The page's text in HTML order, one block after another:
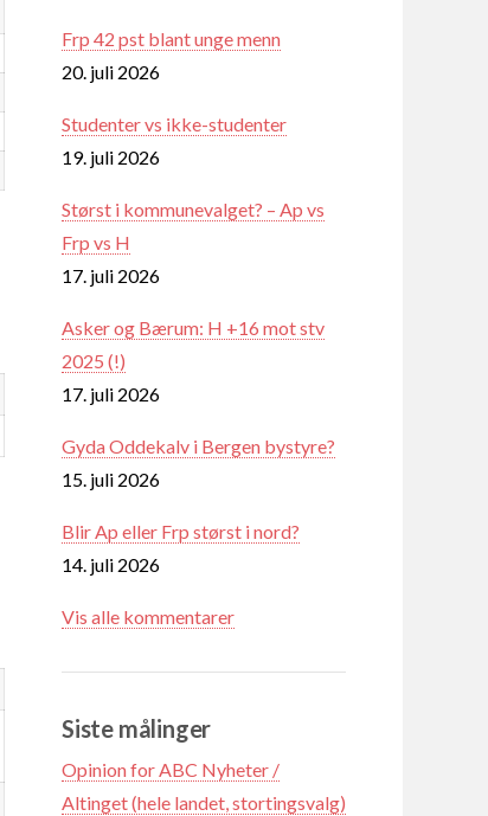
Frp 42 pst blant unge menn
20. juli 2026
Studenter vs ikke-studenter
19. juli 2026
Størst i kommunevalget? – Ap vs
Frp vs H
17. juli 2026
Asker og Bærum: H +16 mot stv
2025 (!)
17. juli 2026
Gyda Oddekalv i Bergen bystyre?
15. juli 2026
Blir Ap eller Frp størst i nord?
14. juli 2026
Vis alle kommentarer
Siste målinger
Opinion for ABC Nyheter /
Altinget (hele landet, stortingsvalg)